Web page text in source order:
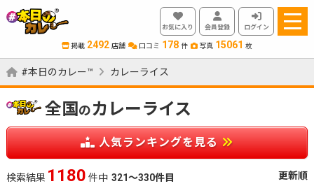
お気に入り 会員登録 ログイン
掲載 2492 店舗 口コミ 178 件 写真 15061 枚
#本日のカレー™ カレーライス
全国 のカレーライス
人気ランキングを見る
検索結果 1180 件中 321～330件目 更新順